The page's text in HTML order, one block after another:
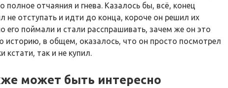
отчаяния и гнева. Казалось бы, всё, конец
не отступать и идти до конца, короче он решил их
его поймали и стали расспрашивать, зачем же он это
историю, в общем, оказалось, что он просто посмотрел
кстати, так и не купил.
может быть интересно